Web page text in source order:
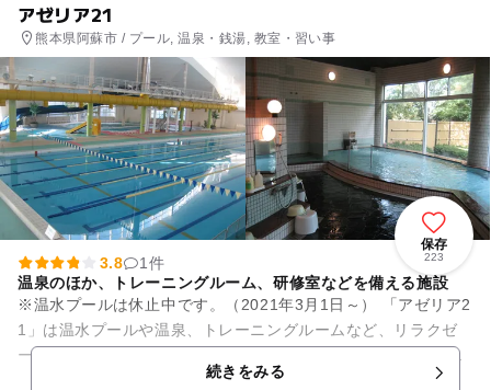
アゼリア21
熊本県阿蘇市 / プール, 温泉・銭湯, 教室・習い事
保存
223
3.8
1件
温泉のほか、トレーニングルーム、研修室などを備える施設
※温水プールは休止中です。（2021年3月1日～） 「アゼリア2
1」は温水プールや温泉、トレーニングルームなど、リラクゼ
ーション施設と運動設備がある、市民の健康を促進する施設。
続きをみる